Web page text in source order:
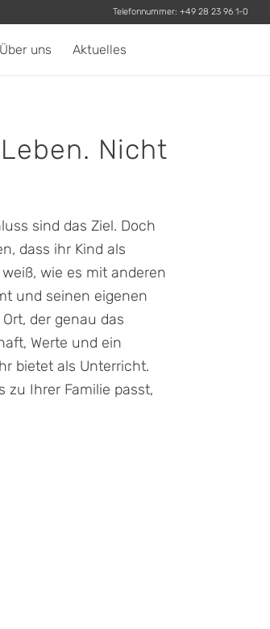
Telefonnummer:+49 28 23 96 1-0
Über uns Aktuelles
Nicht
sind das Ziel. Doch
dass ihr Kind als
wie es mit anderen
und seinen eigenen
der genau das
Werte und ein
bietet als Unterricht.
zu Ihrer Familie passt,